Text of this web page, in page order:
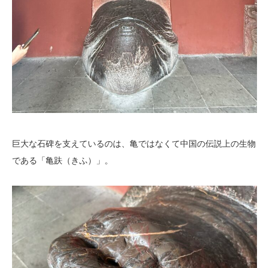
巨大な石碑を支えているのは、亀ではなくて中国の伝説上の生物
である「亀趺（きふ）」。